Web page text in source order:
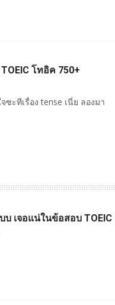
โทอิค 750+
ซะทีเรื่อง tense เนี่ย ลองมา
บ เจอแน่ในข้อสอบ TOEIC